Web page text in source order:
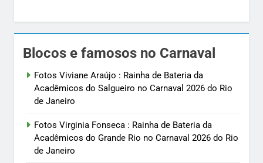
Blocos e famosos no Carnaval
Fotos Viviane Araújo : Rainha de Bateria da
Acadêmicos do Salgueiro no Carnaval 2026 do Rio
de Janeiro
Fotos Virginia Fonseca : Rainha de Bateria da
Acadêmicos do Grande Rio no Carnaval 2026 do Rio
de Janeiro